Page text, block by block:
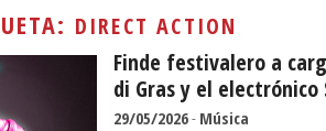
DIRECT ACTION
Finde festivalero a
di Gras y el electrónico
29/05/2026- Música